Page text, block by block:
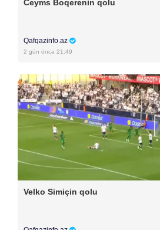
Ceyms Boqerenin qolu
Qafqazinfo.az
2 gün öncə 21:49
Velko Simiçin qolu